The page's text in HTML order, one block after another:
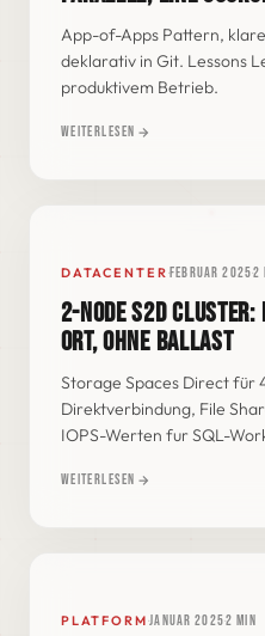
App-of-Apps Pattern,
deklarativ in Git. Lessons
produktivem Betrieb.
Weiterlesen
DATACENTER·Februar 2025·2
2-NODE S2D CLUSTER:
ORT, OHNE BALLAST
Storage Spaces Direct für
Direktverbindung, File
IOPS-Werten fur SQL-
Weiterlesen
PLATFORM·Januar 2025·2 min